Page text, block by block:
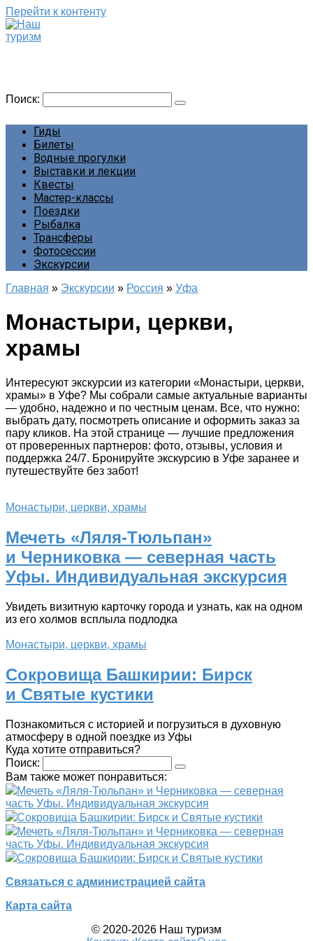
Перейти к контенту
Поиск:
Гиды
Билеты
Водные прогулки
Выставки и лекции
Квесты
Мастер-классы
Поездки
Рыбалка
Трансферы
Фотосессии
Экскурсии
Главная » Экскурсии » Россия » Уфа
Монастыри, церкви,
храмы
Интересуют экскурсии из категории «Монастыри, церкви,
храмы» в Уфе? Мы собрали самые актуальные варианты
— удобно, надежно и по честным ценам. Все, что нужно:
выбрать дату, посмотреть описание и оформить заказ за
пару кликов. На этой странице — лучшие предложения
от проверенных партнеров: фото, отзывы, условия и
поддержка 24/7. Бронируйте экскурсию в Уфе заранее и
путешествуйте без забот!
Монастыри, церкви, храмы
Мечеть «Ляля-Тюльпан»
и Черниковка — северная часть
Уфы. Индивидуальная экскурсия
Увидеть визитную карточку города и узнать, как на одном
из его холмов всплыла подлодка
Монастыри, церкви, храмы
Сокровища Башкирии: Бирск
и Святые кустики
Познакомиться с историей и погрузиться в духовную
атмосферу в одной поездке из Уфы
Куда хотите отправиться?
Поиск:
Вам также может понравиться:
Мечеть «Ляля-Тюльпан» и Черниковка — северная
часть Уфы. Индивидуальная экскурсия
Сокровища Башкирии: Бирск и Святые кустики
Мечеть «Ляля-Тюльпан» и Черниковка — северная
часть Уфы. Индивидуальная экскурсия
Сокровища Башкирии: Бирск и Святые кустики
Связаться с администрацией сайта
Карта сайта
© 2020-2026 Наш туризм